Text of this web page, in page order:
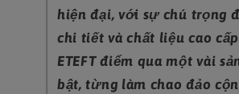
hiện đại, với sự chú trọng
chi tiết và chất liệu cao
ETEFT điểm qua một vài
bật, từng làm chao đảo